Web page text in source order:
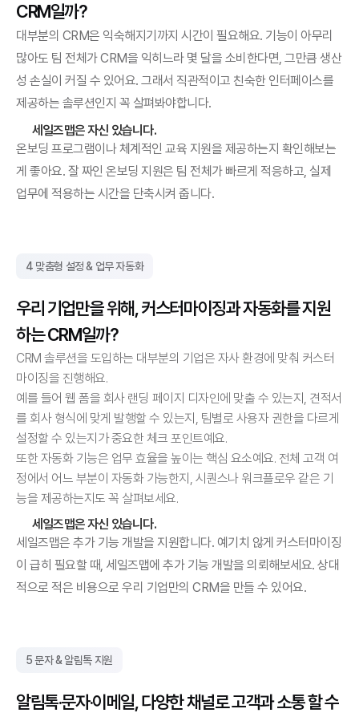
CRM일까?
대부분의 CRM은 익숙해지기까지 시간이 필요해요. 기능이 아무리
많아도 팀 전체가 CRM을 익히느라 몇 달을 소비한다면, 그만큼 생산
성 손실이 커질 수 있어요. 그래서 직관적이고 친숙한 인터페이스를
제공하는 솔루션인지 꼭 살펴봐야합니다.
세일즈맵은 자신 있습니다.
온보딩 프로그램이나 체계적인 교육 지원을 제공하는지 확인해보는
게 좋아요. 잘 짜인 온보딩 지원은 팀 전체가 빠르게 적응하고, 실제
업무에 적용하는 시간을 단축시켜 줍니다.
4 맞춤형 설정 & 업무 자동화
우리 기업만을 위해, 커스터마이징과 자동화를 지원
하는 CRM일까?
CRM 솔루션을 도입하는 대부분의 기업은 자사 환경에 맞춰 커스터
마이징을 진행해요.
예를 들어 웹 폼을 회사 랜딩 페이지 디자인에 맞출 수 있는지, 견적서
를 회사 형식에 맞게 발행할 수 있는지, 팀별로 사용자 권한을 다르게
설정할 수 있는지가 중요한 체크 포인트예요.
또한 자동화 기능은 업무 효율을 높이는 핵심 요소예요. 전체 고객 여
정에서 어느 부분이 자동화 가능한지, 시퀀스나 워크플로우 같은 기
능을 제공하는지도 꼭 살펴보세요.
세일즈맵은 자신 있습니다.
세일즈맵은 추가 기능 개발을 지원합니다. 예기치 않게 커스터마이징
이 급히 필요할 때, 세일즈맵에 추가 기능 개발을 의뢰해보세요. 상대
적으로 적은 비용으로 우리 기업만의 CRM을 만들 수 있어요.
5 문자 & 알림톡 지원
알림톡·문자·이메일, 다양한 채널로 고객과 소통 할 수